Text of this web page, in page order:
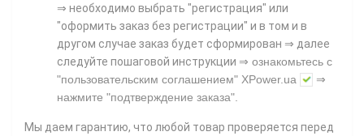
⇒ необходимо выбрать "регистрация" или
"оформить заказ без регистрации" и в том и в
другом случае заказ будет сформирован ⇒ далее
следуйте пошаговой инструкции ⇒ ознакомьтесь с
"пользовательским соглашением" XPower.ua
⇒
нажмите "подтверждение заказа"
Мы даем гарантию, что любой товар проверяется перед